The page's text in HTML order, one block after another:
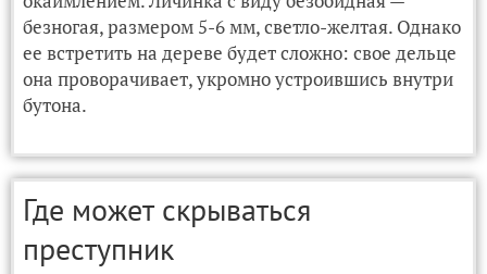
безногая, размером 5-6 мм, светло-желтая. Однако
ее встретить на дереве будет сложно: свое дельце
она проворачивает, укромно устроившись внутри
бутона.
Где может скрываться
преступник